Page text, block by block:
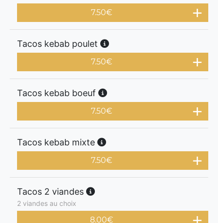
7.50€
Tacos kebab poulet
7.50€
Tacos kebab boeuf
7.50€
Tacos kebab mixte
7.50€
Tacos 2 viandes
2 viandes au choix
8.00€